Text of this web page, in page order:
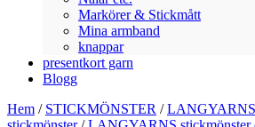
Markörer & Stickmått
Mina armband
knappar
presentkort garn
Blogg
Hem / STICKMÖNSTER /LANGYARNS